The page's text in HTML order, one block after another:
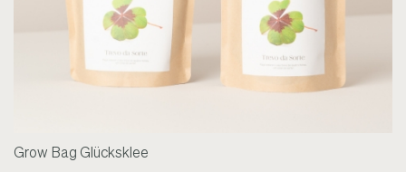
Grow Bag Glücksklee